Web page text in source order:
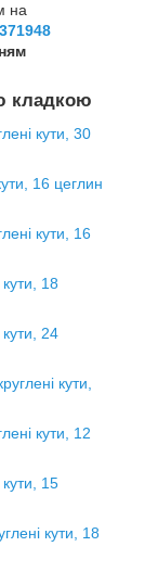
на
кладкою
кути, 30
16 цеглин
кути, 16
18
24
кути,
кути, 12
15
кути, 18